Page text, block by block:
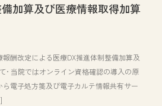
加算及び医療情報取得加算
酬改定による医療DX推進体制整備加算及
• 当院ではオンライン資格確認の導入の原
電子処方箋及び電子カルテ情報共有サー